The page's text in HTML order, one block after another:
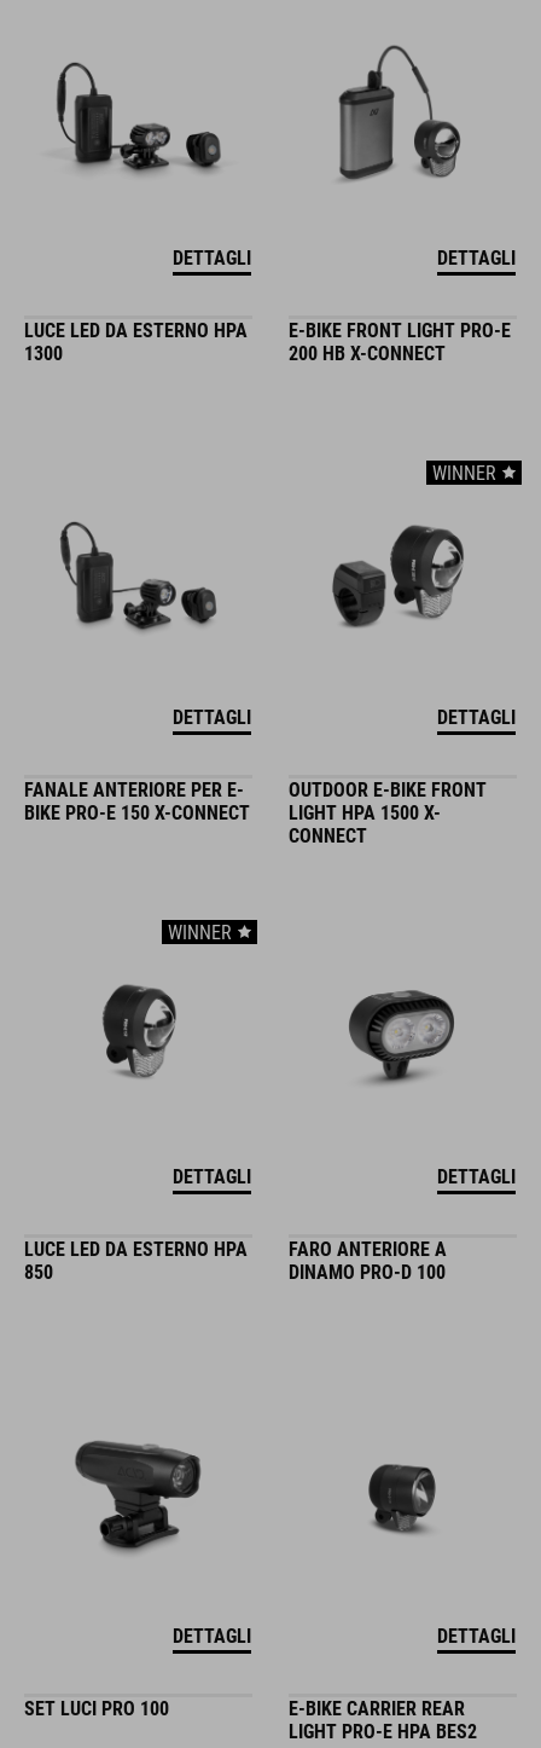
DETTAGLI DETTAGLI
LUCE LED DA ESTERNO HPA
1300
DETTAGLI
E-BIKE FRONT LIGHT PRO-E
200 HB X-CONNECT
WINNER
DETTAGLI
FANALE ANTERIORE PER E-
BIKE PRO-E 150 X-CONNECT
WINNER
DETTAGLI
OUTDOOR E-BIKE FRONT
LIGHT HPA 1500 X-
CONNECT
DETTAGLI
LUCE LED DA ESTERNO HPA
850
DETTAGLI
FARO ANTERIORE A
DINAMO PRO-D 100
DETTAGLI
SET LUCI PRO 100
E-BIKE CARRIER REAR
LIGHT PRO-E HPA BES2